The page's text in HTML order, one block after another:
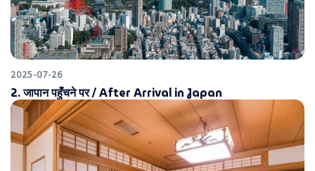
2025-07-26
2. जापान पहुँचने पर / After Arrival in Japan